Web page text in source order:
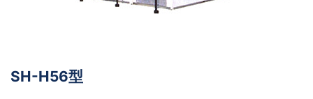
SH-H56型